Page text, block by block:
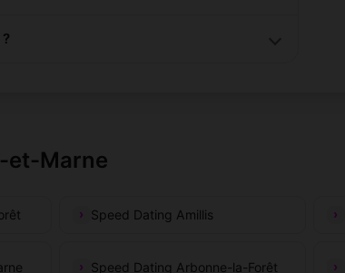
et-Marne
Speed Dating Amillis
Speed Dating Arbonne-la-Forêt